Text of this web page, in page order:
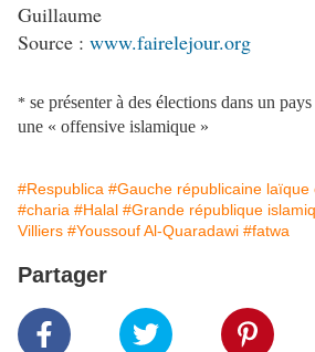
Guillaume
Source : www.fairelejour.org
* se présenter à des élections dans un
une « offensive islamique »
#Respublica #Gauche républicaine laïque
#charia #Halal #Grande république
Villiers #Youssouf Al-Quaradawi #fatwa
Partager